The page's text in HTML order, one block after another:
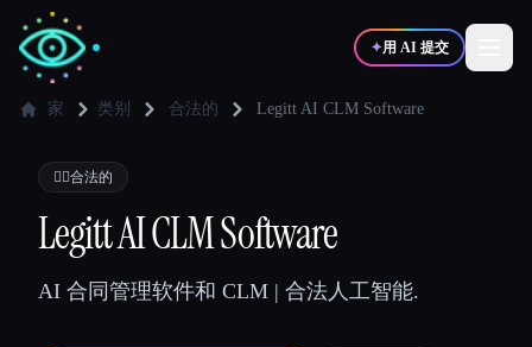
✦用 AI 提交
✍️写作者
💻开发者 📈
家 类别 合法的 Legitt AI CLM Software
👩‍⚖️合法的
Legitt AI CLM Software
AI 合同管理软件和 CLM | 合法人工智能.